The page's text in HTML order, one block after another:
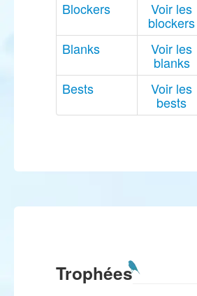
Blockers Voir les
blockers
Blanks Voir les
blanks
Bests
Voir les
bests
Trophées